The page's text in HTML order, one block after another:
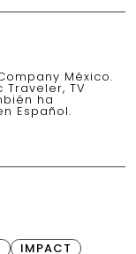
México.
TV
ha
Español.
IMPACT